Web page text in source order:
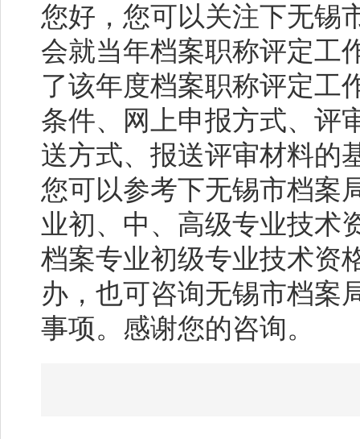
您好，您可以关注下无锡
会就当年档案职称评定工
了该年度档案职称评定工
条件、网上申报方式、评
送方式、报送评审材料的
您可以参考下无锡市档案
业初、中、高级专业技术
档案专业初级专业技术资
办，也可咨询无锡市档案
事项。感谢您的咨询。